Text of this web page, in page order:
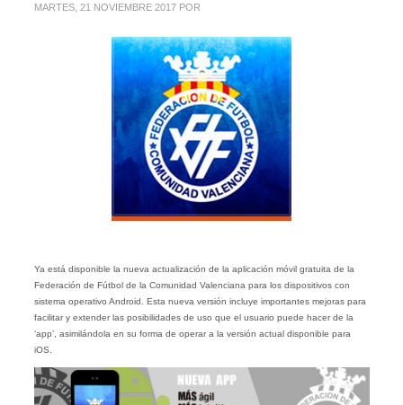
MARTES, 21 NOVIEMBRE 2017 POR
Ya está disponible la nueva actualización de la aplicación móvil gratuita de la
Federación de Fútbol de la Comunidad Valenciana para los dispositivos con
sistema operativo Android. Esta nueva versión incluye importantes mejoras para
facilitar y extender las posibilidades de uso que el usuario puede hacer de la
‘app’, asimilándola en su forma de operar a la versión actual disponible para
iOS.